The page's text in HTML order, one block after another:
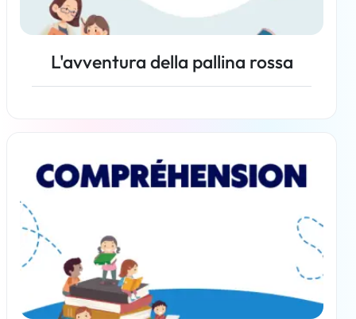
L'avventura della pallina rossa